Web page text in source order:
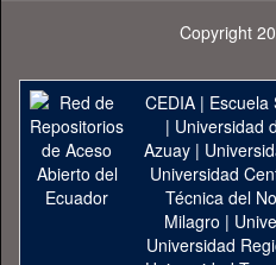
Copyright
CEDIA| Escuela
| Universidad
Azuay|
Universidad
Técnica del
Milagro |
Universidad